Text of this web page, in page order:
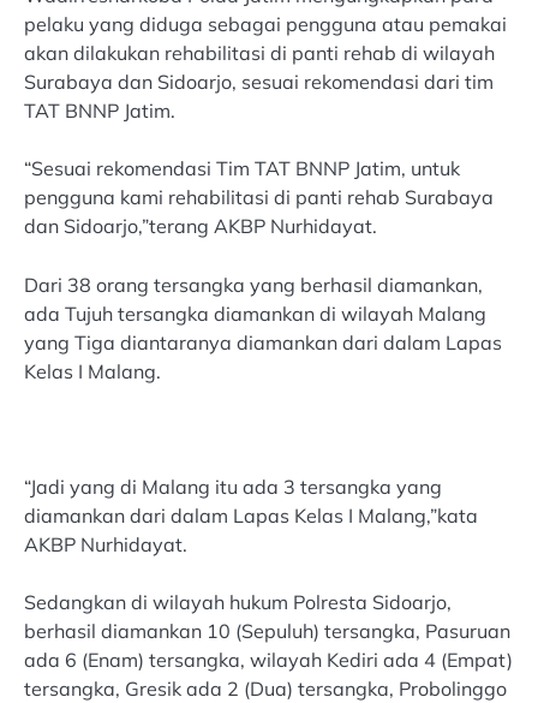
pelaku yang diduga sebagai pengguna atau pemakai
akan dilakukan rehabilitasi di panti rehab di wilayah
Surabaya dan Sidoarjo, sesuai rekomendasi dari tim
TAT BNNP Jatim.
“Sesuai rekomendasi Tim TAT BNNP Jatim, untuk
pengguna kami rehabilitasi di panti rehab Surabaya
dan Sidoarjo,”terang AKBP Nurhidayat.
Dari 38 orang tersangka yang berhasil diamankan,
ada Tujuh tersangka diamankan di wilayah Malang
yang Tiga diantaranya diamankan dari dalam Lapas
Kelas I Malang.
“Jadi yang di Malang itu ada 3 tersangka yang
diamankan dari dalam Lapas Kelas I Malang,”kata
AKBP Nurhidayat.
Sedangkan di wilayah hukum Polresta Sidoarjo,
berhasil diamankan 10 (Sepuluh) tersangka, Pasuruan
ada 6 (Enam) tersangka, wilayah Kediri ada 4 (Empat)
tersangka, Gresik ada 2 (Dua) tersangka, Probolinggo